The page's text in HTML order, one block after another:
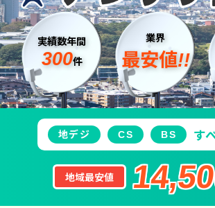
実績数年間
300件
業界
最安値!!
地デジ CS BS す
地域最安値